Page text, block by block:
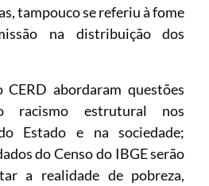
tampouco se referiu à fome
na distribuição dos
CERD abordaram questões
racismo estrutural nos
Estado e na sociedade;
do Censo do IBGE serão
a realidade de pobreza,